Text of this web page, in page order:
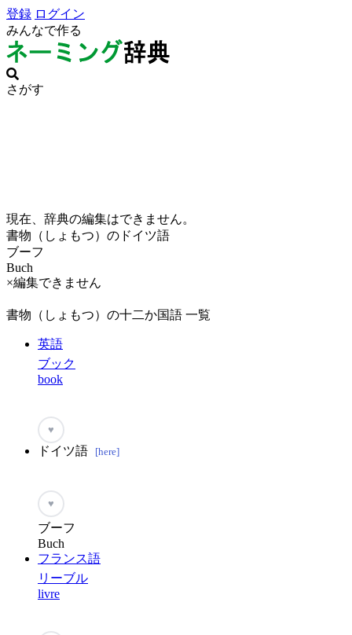
登録 ログイン
みんなで作る
さがす
現在、辞典の編集はできません。
書物（しょもつ）のドイツ語
ブーフ
Buch
×編集できません
書物（しょもつ）の十二か国語 一覧
英語
ブック
book
♥
ドイツ語 [here]
♥
ブーフ
Buch
フランス語
リーブル
livre